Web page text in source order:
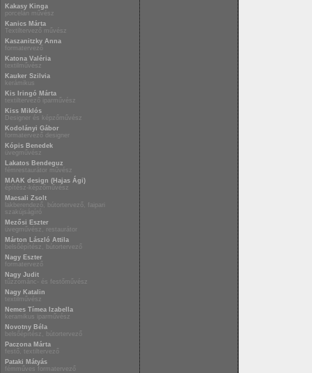
Kakasy Kinga
porcelán művész
Kanics Márta
Textiltervező művész
Kaszanitzky Anna
formatervező
Katona Valéria
textilművész
Kauker Szilvia
kerámikus
Kis Iringó Márta
textiltervező iparművész
Kiss Miklós
Designer és képzőművész
Kodolányi Gábor
formatervező designer
Kópis Benedek
üvegművész
Lakatos Bendeguz
fémrestaurátor művész
MAAK design (Hajas Ági)
építész-képzőművész
Macsali Zsolt
lakberendező, bútortervező, faipari
szakújságíró
Mezősi Eszter
üvegművész, restaurátor
Márton László Attila
belsőépítész, bútortervező
Nagy Eszter
formatervező
Nagy Judit
tűzzománc- és festőművész
Nagy Katalin
textilművész
Nemes Tímea Izabella
keramikus iparművész
Novotny Béla
belsőépítész, bútortervező
Paczona Márta
festő, textiltervező
Pataki Mátyás
fémműves formatervező